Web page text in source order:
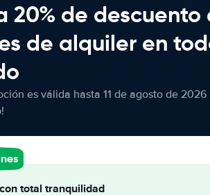
20% de descuento
de alquiler en
es válida hasta 11 de agosto de 2026
total tranquilidad